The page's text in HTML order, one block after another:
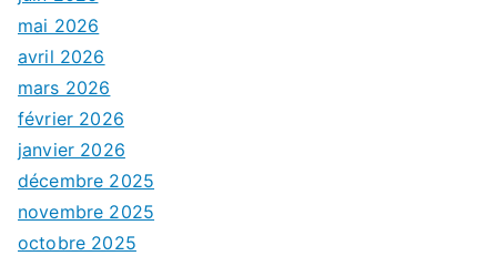
mai 2026
avril 2026
mars 2026
février 2026
janvier 2026
décembre 2025
novembre 2025
octobre 2025